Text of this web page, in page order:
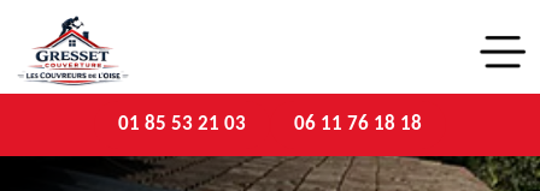
01 85 53 21 03 06 11 76 18 18